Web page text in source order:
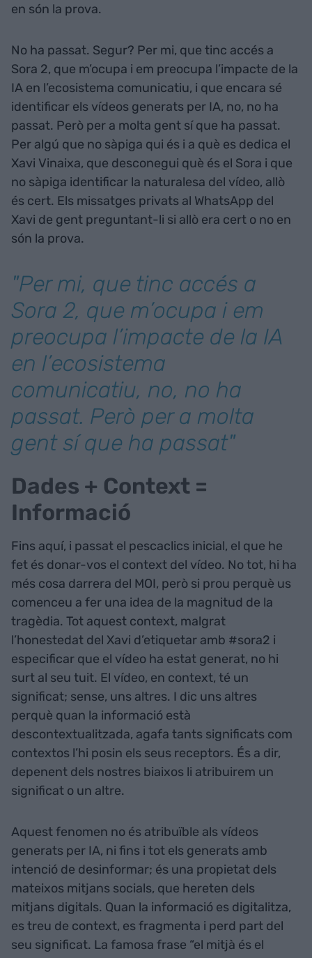
en són la prova.
No ha passat. Segur? Per mi, que tinc accés a
Sora 2, que m’ocupa i em preocupa l’impacte de la
IA en l’ecosistema comunicatiu, i que encara sé
identificar els vídeos generats per IA, no, no ha
passat. Però per a molta gent sí que ha passat.
Per algú que no sàpiga qui és i a què es dedica el
Xavi Vinaixa, que desconegui què és el Sora i que
no sàpiga identificar la naturalesa del vídeo, allò
és cert. Els missatges privats al WhatsApp del
Xavi de gent preguntant-li si allò era cert o no en
són la prova.
"Per mi, que tinc accés a
Sora 2, que m’ocupa i em
preocupa l’impacte de la IA
en l’ecosistema
comunicatiu, no, no ha
passat. Però per a molta
gent sí que ha passat"
Dades + Context =
Informació
Fins aquí, i passat el pescaclics inicial, el que he
fet és donar-vos el context del vídeo. No tot, hi ha
més cosa darrera del MOI, però si prou perquè us
comenceu a fer una idea de la magnitud de la
tragèdia. Tot aquest context, malgrat
l’honestedat del Xavi d’etiquetar amb #sora2 i
especificar que el vídeo ha estat generat, no hi
surt al seu tuit. El vídeo, en context, té un
significat; sense, uns altres. I dic uns altres
perquè quan la informació està
descontextualitzada, agafa tants significats com
contextos l’hi posin els seus receptors. És a dir,
depenent dels nostres biaixos li atribuirem un
significat o un altre.
Aquest fenomen no és atribuïble als vídeos
generats per IA, ni fins i tot els generats amb
intenció de desinformar; és una propietat dels
mateixos mitjans socials, que hereten dels
mitjans digitals. Quan la informació es digitalitza,
es treu de context, es fragmenta i perd part del
seu significat. La famosa frase “el mitjà és el